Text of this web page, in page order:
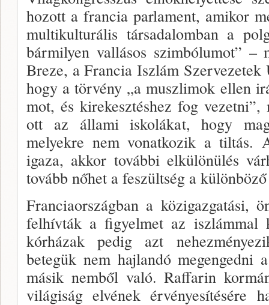
hozott a francia parlament, amikor
multikulturális társadalomban a
bármilyen vallásos szimbólumot” –
Breze, a Francia Iszlám
hogy a törvény „a muszlimok ellen
mot, és kirekesztéshez fog
ott az ál­lami iskolákat, hogy
melyekre nem vonat­kozik a tiltás.
igaza, akkor további elkülönülés
tovább nőhet a feszültség a
Franciaországban a közigazgatási,
felhív­ták a figyelmet az iszlámmal
kórházak pedig azt
betegük nem hajlandó meg­engedni
másik nemből való. Raffarin
világiság elvének érvényesítésére